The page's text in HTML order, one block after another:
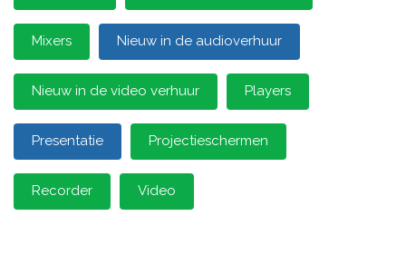
Mixers Nieuw in de audioverhuur
Nieuw in de video verhuur Players
Presentatie Projectieschermen
Recorder Video